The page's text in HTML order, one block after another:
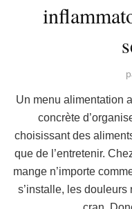
Un menu alimentation
concrète
choisissant des
que de l’entretenir.
mange n’importe
s’installe, les douleurs